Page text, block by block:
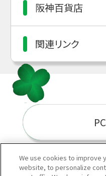
阪神百貨店
関連リンク
We use cookies to improve
website, to personalize